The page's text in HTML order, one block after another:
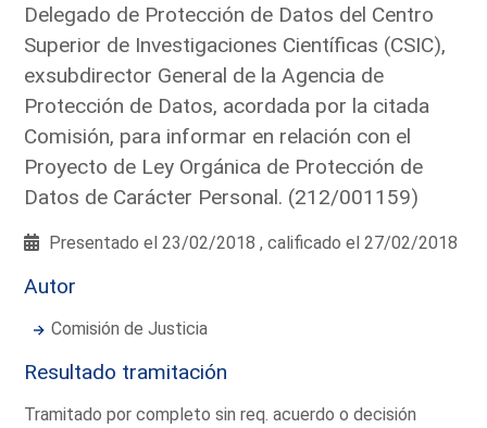
Delegado de Protección de Datos del Centro
Superior de Investigaciones Científicas (CSIC),
exsubdirector General de la Agencia de
Protección de Datos, acordada por la citada
Comisión, para informar en relación con el
Proyecto de Ley Orgánica de Protección de
Datos de Carácter Personal. (212/001159)
Presentado el 23/02/2018 , calificado el 27/02/2018
Autor
Comisión de Justicia
Resultado tramitación
Tramitado por completo sin req. acuerdo o decisión